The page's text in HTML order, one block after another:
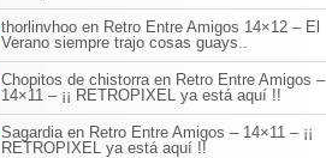
thorlinvhoo en Retro Entre Amigos 14×12 – El
Verano siempre trajo cosas guays..
Chopitos de chistorra en Retro Entre Amigos –
14×11 – ¡¡ RETROPIXEL ya está aquí !!
Sagardia en Retro Entre Amigos – 14×11 – ¡¡
RETROPIXEL ya está aquí !!